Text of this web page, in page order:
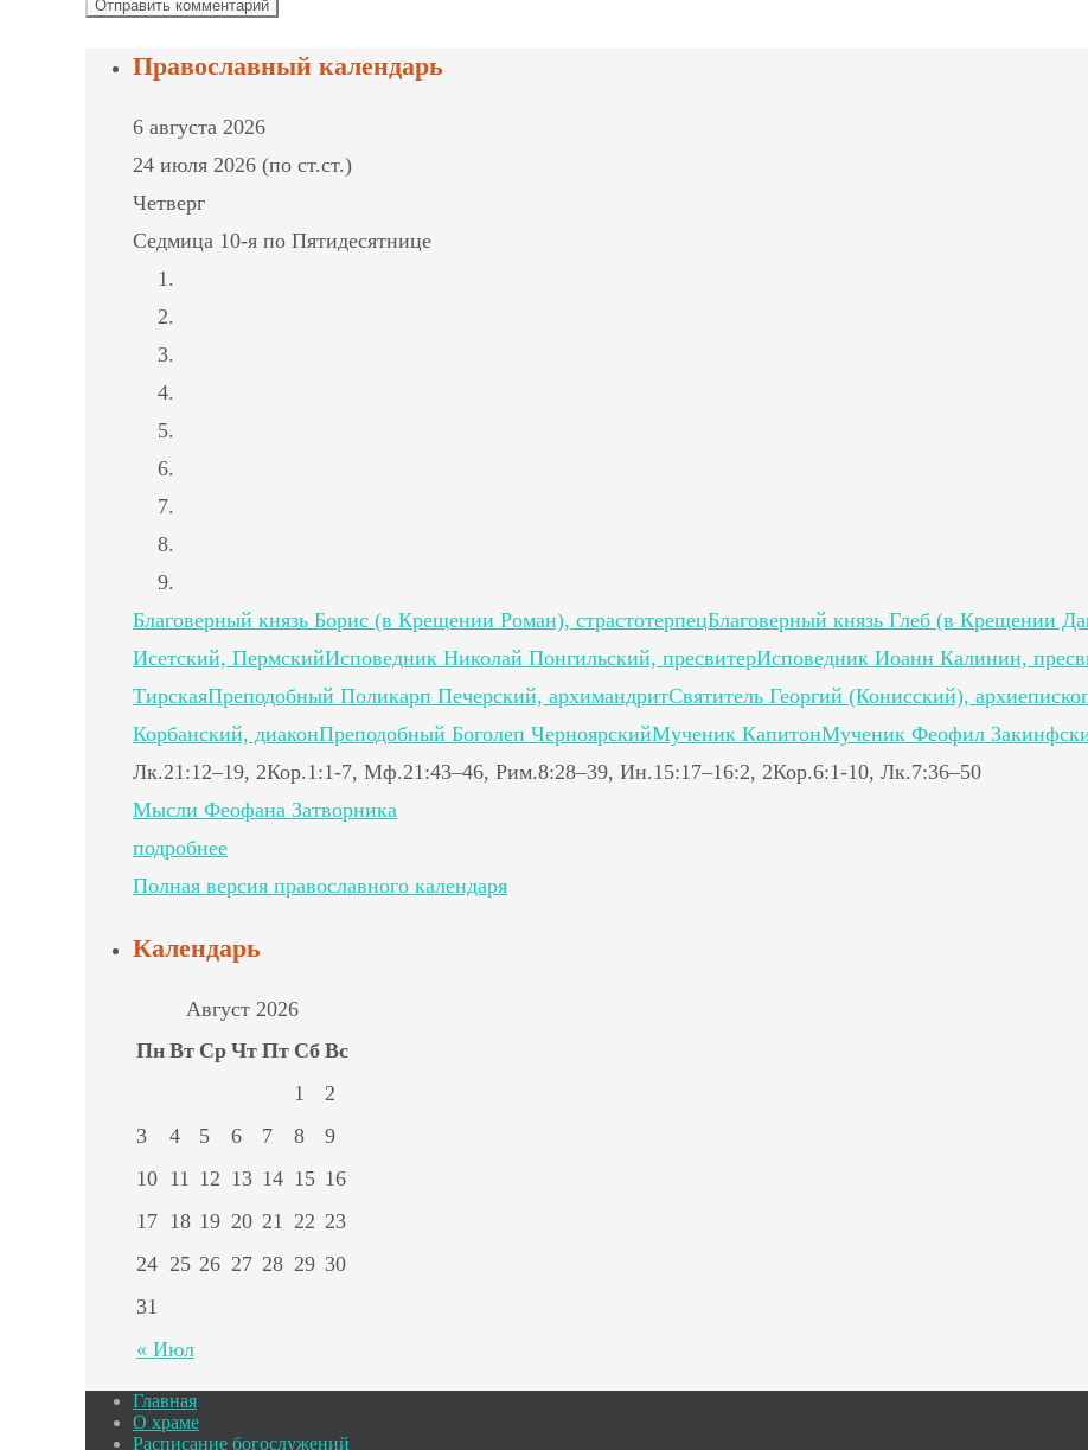
Православный календарь
6 августа 2026
24 июля 2026 (по ст.ст.)
Четверг
Седмица 10-я по Пятидесятнице
Благоверный князь Борис (в Крещении Роман), страстотерпецБлаговерный князь Глеб (в Крещении
Исетский, ПермскийИсповедник Николай Понгильский, пресвитерИсповедник Иоанн Калинин,
ТирскаяПреподобный Поликарп Печерский, архимандритСвятитель Георгий (Конисский),
Корбанский, диаконПреподобный Боголеп ЧерноярскийМученик КапитонМученик Феофил
Лк.21:12–19, 2Кор.1:1-7, Мф.21:43–46, Рим.8:28–39, Ин.15:17–16:2, 2Кор.6:1-10, Лк.7:36–50
Мысли Феофана Затворника
подробнее
Полная версия православного календаря
Календарь
Август 2026
Пн Вт Ср Чт Пт Сб Вс
« Июл
1
2
3
4 5 6 7 8
9
10 11 12 13 14 15 16
17 18 19 20 21 22 23
24 25 26 27 28 29 30
31
Главная
О храме
Расписание богослужений